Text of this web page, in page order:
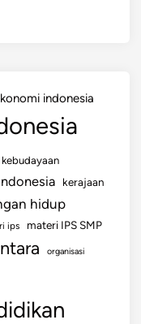
indonesia
kebudayaan
kerajaan
hidup
ips materi IPS SMP
organisasi